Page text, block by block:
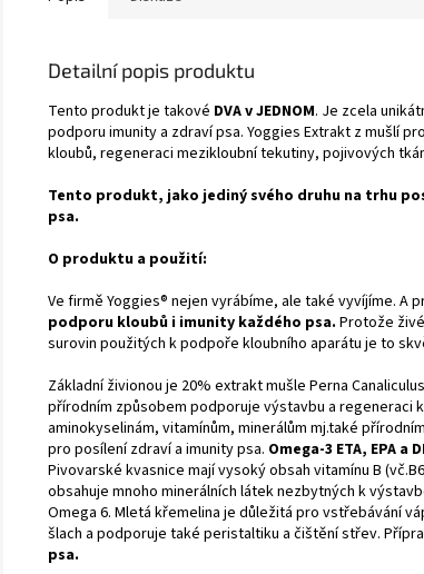
Detailní popis produktu
Tento produkt je takové DVA v JEDNOM. Je zcela
podporu imunity a zdraví psa. Yoggies Extrakt z mušlí
kloubů, regeneraci mezikloubní tekutiny, pojivových
Tento produkt, jako jediný svého druhu na trhu
psa.
O produktu a použití:
Ve firmě Yoggies® nejen vyrábíme, ale také vyvíjíme. A
podporu kloubů i imunity každého psa. Protože
surovin použitých k podpoře kloubního aparátu je to
Základní živionou je 20% extrakt mušle Perna
přírodním způsobem podporuje výstavbu a regeneraci
aminokyselinám, vitamínům, minerálům mj.také
pro posílení zdraví a imunity psa. Omega-3 ETA, EPA a
Pivovarské kvasnice mají vysoký obsah vitamínu B
obsahuje mnoho minerálních látek nezbytných k
Omega 6. Mletá křemelina je důležitá pro vstřebávání
šlach a podporuje také peristaltiku a čištění střev.
psa.